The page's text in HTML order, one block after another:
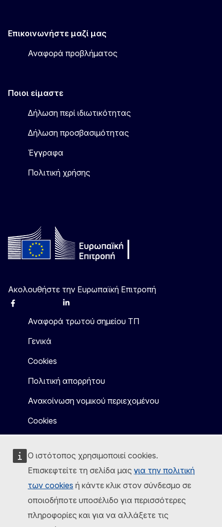
Ο ιστότοπος χρησιμοποιεί cookies.
Επισκεφτείτε τη σελίδα μας για την πολιτική
των cookies ή κάντε κλικ στον σύνδεσμο σε
οποιοδήποτε υποσέλιδο για περισσότερες
πληροφορίες και για να αλλάξετε τις
Επικοινωνήστε μαζί μας
Αναφορά προβλήματος
Ποιοι είμαστε
Δήλωση περί ιδιωτικότητας
Δήλωση προσβασιμότητας
Έγγραφα
Πολιτική χρήσης
Ακολουθήστε την Ευρωπαϊκή Επιτροπή
Facebook Linkedin
Αναφορά τρωτού σημείου ΤΠ
Γενικά
Cookies
Πολιτική απορρήτου
Ανακοίνωση νομικού περιεχομένου
Cookies